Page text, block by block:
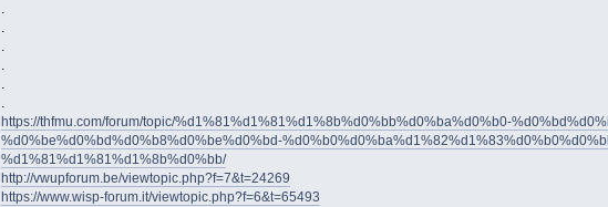
.
.
.
.
.
.
https://thfmu.com/forum/topic/%d1%81%d1%81%d1%8b%d0%bb%d0%ba%d0%b0-
%d0%be%d0%bd%d0%b8%d0%be%d0%bd-
%d1%81%d1%81%d1%8b%d0%bb/
http://vwupforum.be/viewtopic.php?f=7&t=24269
https://www.wisp-forum.it/viewtopic.php?f=6&t=65493